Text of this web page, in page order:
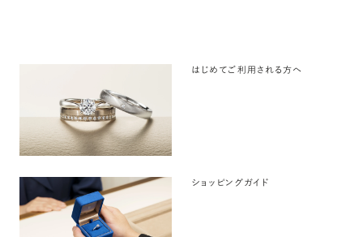
はじめてご利用される方へ
ショッピングガイド